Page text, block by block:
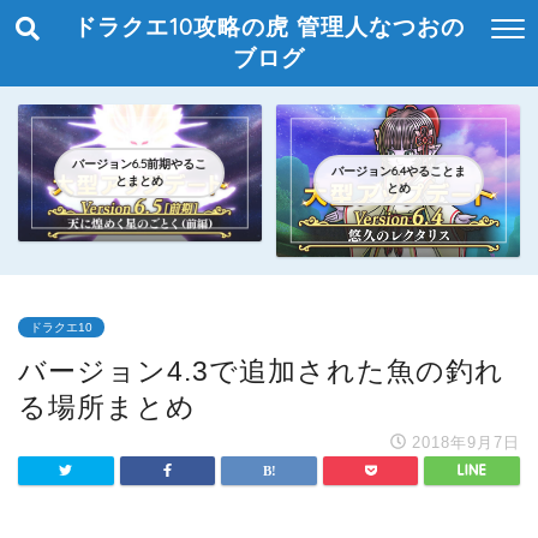
ドラクエ10攻略の虎 管理人なつおの
ブログ
バージョン6.5前期やるこ
とまとめ
バージョン6.4やることま
とめ
ドラクエ10
バージョン4.3で追加された魚の釣れ
る場所まとめ
2018年9月7日